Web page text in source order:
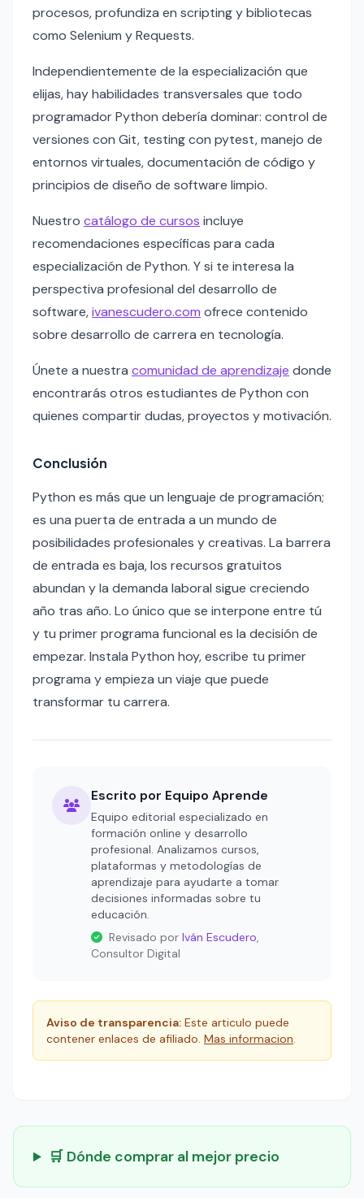
procesos, profundiza en scripting y bibliotecas
como Selenium y Requests.
Independientemente de la especialización que
elijas, hay habilidades transversales que todo
programador Python debería dominar: control de
versiones con Git, testing con pytest, manejo de
entornos virtuales, documentación de código y
principios de diseño de software limpio.
Nuestro catálogo de cursos incluye
recomendaciones específicas para cada
especialización de Python. Y si te interesa la
perspectiva profesional del desarrollo de
software,ivanescudero.com ofrece contenido
sobre desarrollo de carrera en tecnología.
Únete a nuestra comunidad de aprendizaje donde
encontrarás otros estudiantes de Python con
quienes compartir dudas, proyectos y motivación.
Conclusión
Python es más que un lenguaje de programación;
es una puerta de entrada a un mundo de
posibilidades profesionales y creativas. La barrera
de entrada es baja, los recursos gratuitos
abundan y la demanda laboral sigue creciendo
año tras año. Lo único que se interpone entre tú
y tu primer programa funcional es la decisión de
empezar. Instala Python hoy, escribe tu primer
programa y empieza un viaje que puede
transformar tu carrera.
Escrito por Equipo Aprende
Equipo editorial especializado en
formación online y desarrollo
profesional. Analizamos cursos,
plataformas y metodologías de
aprendizaje para ayudarte a tomar
decisiones informadas sobre tu
educación.
Revisado por Iván Escudero,
Consultor Digital
Aviso de transparencia: Este articulo puede
contener enlaces de afiliado. Mas informacion.
🛒 Dónde comprar al mejor precio